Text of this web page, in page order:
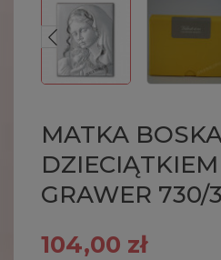
MATKA
GRAWER 730/
104,00 zł